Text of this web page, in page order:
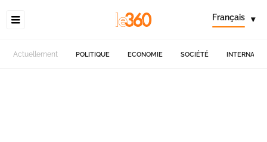
Français ▾
Actuellement POLITIQUE ECONOMIE SOCIÉTÉ